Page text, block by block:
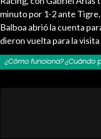
minuto por 1-2 ante
Balboa abrió la cuenta
dieron vuelta para la